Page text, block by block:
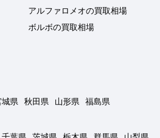
アルファロメオの買取相場
ボルボの買取相場
城県 秋田県 山形県
福島県